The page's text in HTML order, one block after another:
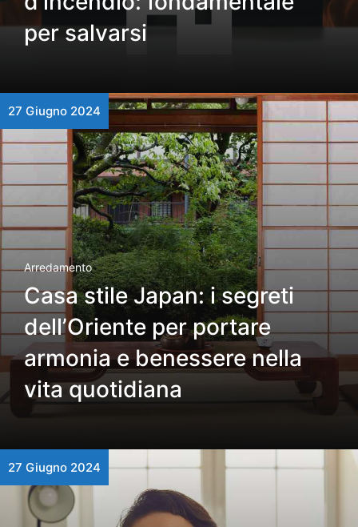
per salvarsi
27 Giugno 2024
Arredamento
Casa stile Japan: i segreti
dell’Oriente per portare
armonia e benessere nella
vita quotidiana
27 Giugno 2024